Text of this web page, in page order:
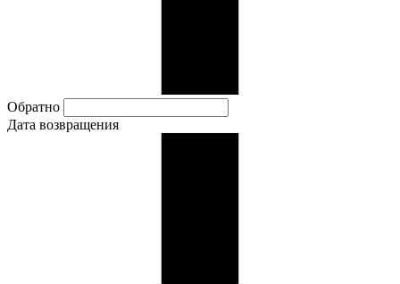
Обратно
Дата возвращения